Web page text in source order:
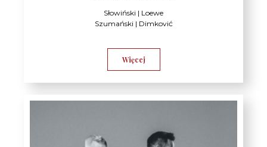
Słowiński | Loewe
Szumański | Dimković
Więcej